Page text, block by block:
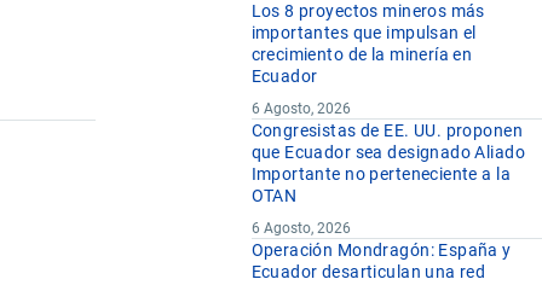
Los 8 proyectos mineros más
importantes que impulsan el
crecimiento de la minería en
Ecuador
6 Agosto, 2026
Congresistas de EE. UU. proponen
que Ecuador sea designado Aliado
Importante no perteneciente a la
OTAN
6 Agosto, 2026
Operación Mondragón: España y
Ecuador desarticulan una red